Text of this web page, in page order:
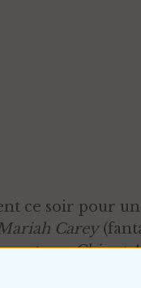
ce soir pour un
Carey
parChic et